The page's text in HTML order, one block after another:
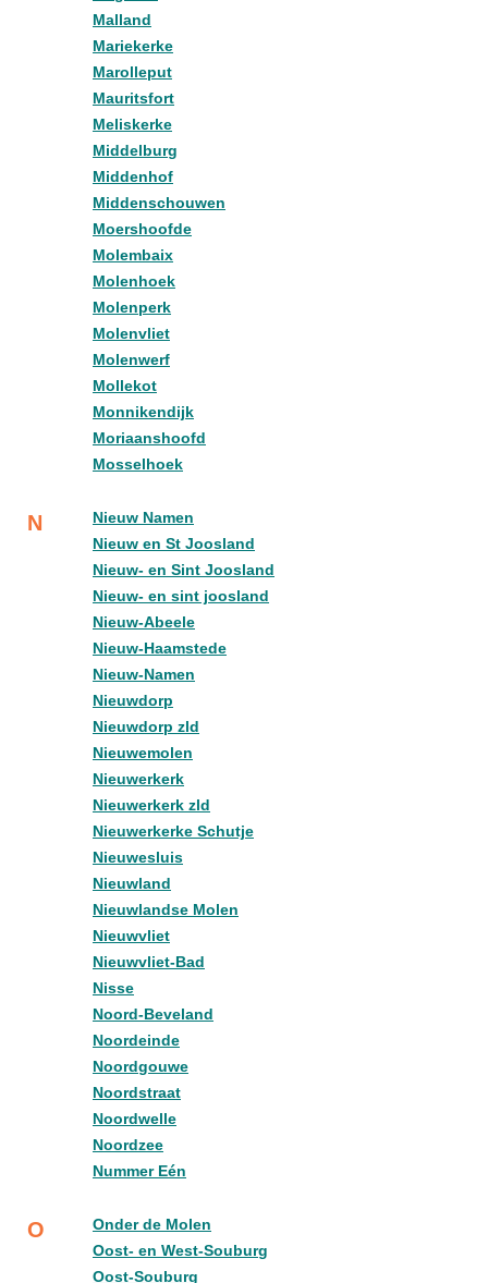
Malland
Mariekerke
Marolleput
Mauritsfort
Meliskerke
Middelburg
Middenhof
Middenschouwen
Moershoofde
Molembaix
Molenhoek
Molenperk
Molenvliet
Molenwerf
Mollekot
Monnikendijk
Moriaanshoofd
Mosselhoek
N
Nieuw Namen
Nieuw en St Joosland
Nieuw- en Sint Joosland
Nieuw- en sint joosland
Nieuw-Abeele
Nieuw-Haamstede
Nieuw-Namen
Nieuwdorp
Nieuwdorp zld
Nieuwemolen
Nieuwerkerk
Nieuwerkerk zld
Nieuwerkerke Schutje
Nieuwesluis
Nieuwland
Nieuwlandse Molen
Nieuwvliet
Nieuwvliet-Bad
Nisse
Noord-Beveland
Noordeinde
Noordgouwe
Noordstraat
Noordwelle
Noordzee
Nummer Eén
O
Onder de Molen
Oost- en West-Souburg
Oost-Souburg